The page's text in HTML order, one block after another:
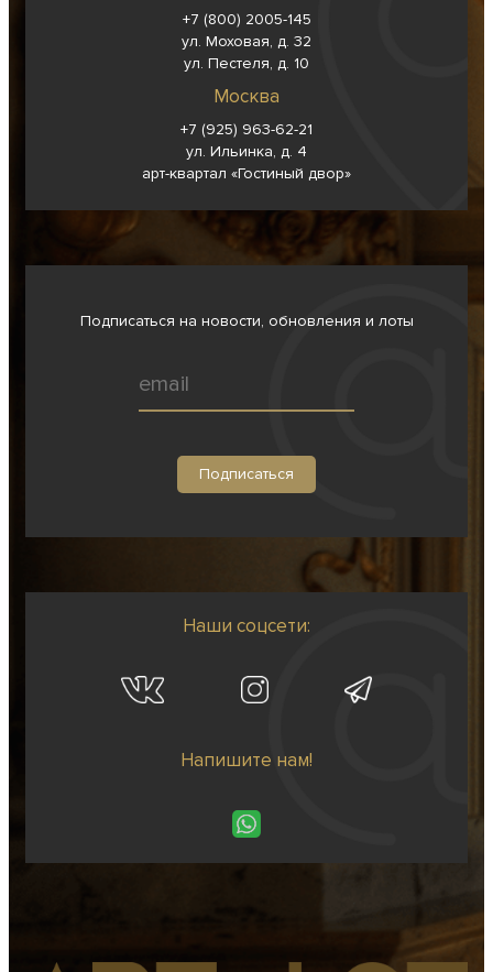
+7 (800) 2005-145
ул. Моховая, д. 32
ул. Пестеля, д. 10
Москва
+7 (925) 963-62-21
ул. Ильинка, д. 4
арт-квартал «Гостиный двор»
Подписаться на новости, обновления и лоты
Наши соцсети:
Напишите нам!